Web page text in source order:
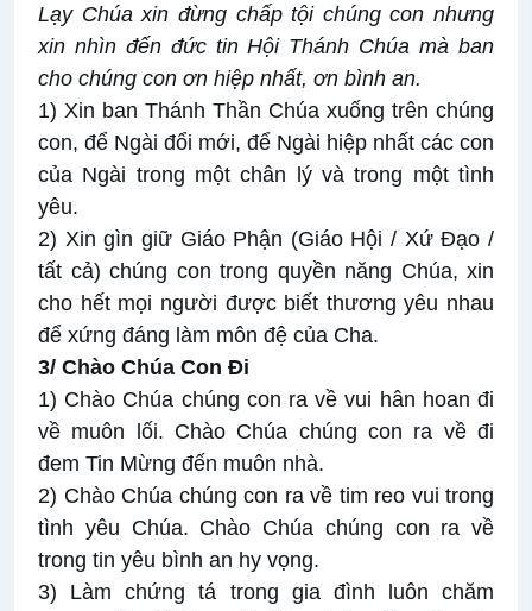
Lạy Chúa xin đừng chấp tội chúng con nhưng
xin nhìn đến đức tin Hội Thánh Chúa mà ban
cho chúng con ơn hiệp nhất, ơn bình an.
1) Xin ban Thánh Thần Chúa xuống trên chúng
con, để Ngài đổi mới, để Ngài hiệp nhất các con
của Ngài trong một chân lý và trong một tình
yêu.
2) Xin gìn giữ Giáo Phận (Giáo Hội / Xứ Đạo /
tất cả) chúng con trong quyền năng Chúa, xin
cho hết mọi người được biết thương yêu nhau
để xứng đáng làm môn đệ của Cha.
3/ Chào Chúa Con Đi
1) Chào Chúa chúng con ra về vui hân hoan đi
về muôn lối. Chào Chúa chúng con ra về đi
đem Tin Mừng đến muôn nhà.
2) Chào Chúa chúng con ra về tim reo vui trong
tình yêu Chúa. Chào Chúa chúng con ra về
trong tin yêu bình an hy vọng.
3) Làm chứng tá trong gia đình luôn chăm